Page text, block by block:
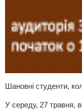
Шановні студенти,
У середу, 27 травня,